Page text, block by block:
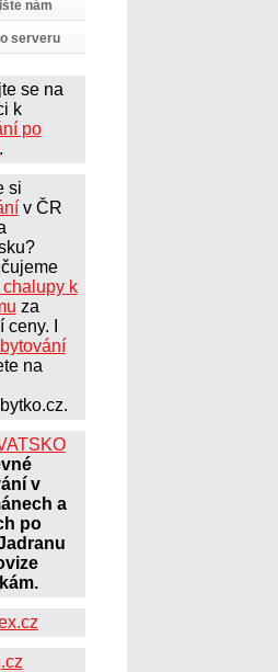
nám
o serveru
se na
k
po
si
v ČR
k
za
I
na
v
a
po